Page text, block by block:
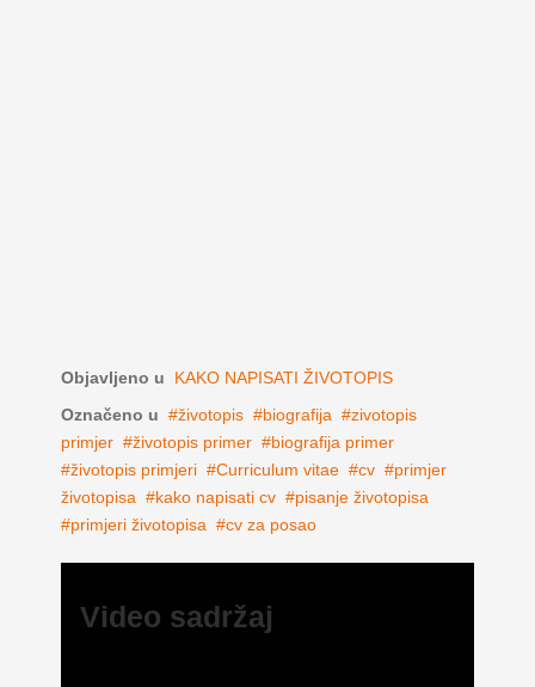
Objavljeno u
KAKO NAPISATI ŽIVOTOPIS
Označeno u
životopis biografija
zivotopis
primjer
životopis primer
biografija primer
životopis primjeri
Curriculum vitae cv
primjer
životopisa
kako napisati cv
pisanje životopisa
primjeri životopisa
cv za posao
Video sadržaj